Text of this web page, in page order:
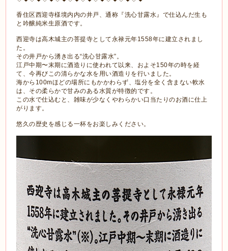
香住区西迎寺様境内内の井戸、通称『洗心甘露水』で仕込んだ生も
と吟醸純米生原酒です。
西迎寺は高木城主の菩提寺として永禄元年1558年に建立されまし
た。
その井戸から湧き出る“洗心甘露水”。
江戸中期〜末期に酒造りに使われて以来、およそ150年の時を経
て、今再びこの清らかな水を用い酒造りを行いました。
海から100mほどの場所にもかかわらず、塩分を全く含まない軟水
は、その柔らかで甘みのある水質が特徴的です。
この水で仕込むと、雑味が少なくやわらかい口当たりのお酒に仕上
がります。
悠久の歴史を感じる一杯をお楽しみください。